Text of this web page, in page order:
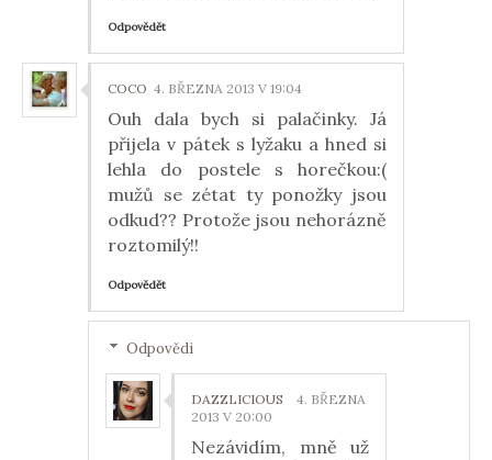
Odpovědět
COCO 4. BŘEZNA 2013 V 19:04
Ouh dala bych si palačinky. Já
přijela v pátek s lyžaku a hned si
lehla do postele s horečkou:(
mužů se zétat ty ponožky jsou
odkud?? Protože jsou nehorázně
roztomilý!!
Odpovědět
Odpovědi
DAZZLICIOUS
4. BŘEZNA
2013 V 20:00
Nezávidím, mně už